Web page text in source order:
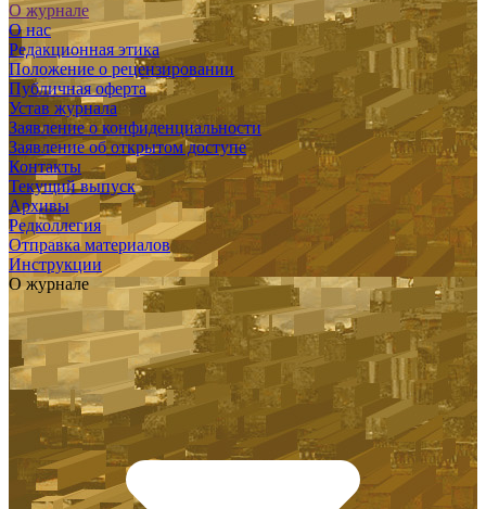
О журнале
О нас
Редакционная этика
Положение о рецензировании
Публичная оферта
Устав журнала
Заявление о конфиденциальности
Заявление об открытом доступе
Контакты
Текущий выпуск
Архивы
Редколлегия
Отправка материалов
Инструкции
О журнале